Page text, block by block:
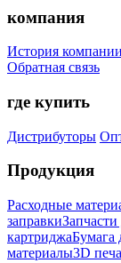
компания
История компании
Обратная связь
где купить
Дистрибуторы
Продукция
Расходные
заправки
картриджаБумага
материалы3D